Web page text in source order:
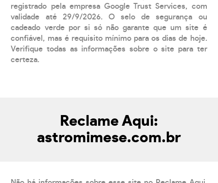
registrado pela empresa Google Trust Services, com
validade até 29/9/2026. O selo de segurança ou
cadeado verde por si só não garante que um site é
confiável, mas é requisito mínimo para os dias de hoje.
Verifique todas as informações sobre o site para ter
certeza.
Reclame Aqui:
astromimese.com.br